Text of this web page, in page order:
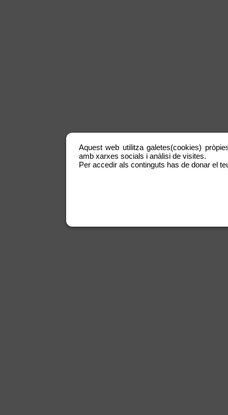
Aquest web utilitza galetes(cookies)
amb xarxes socials i anàlisi de visites.
Per accedir als continguts has de donar el